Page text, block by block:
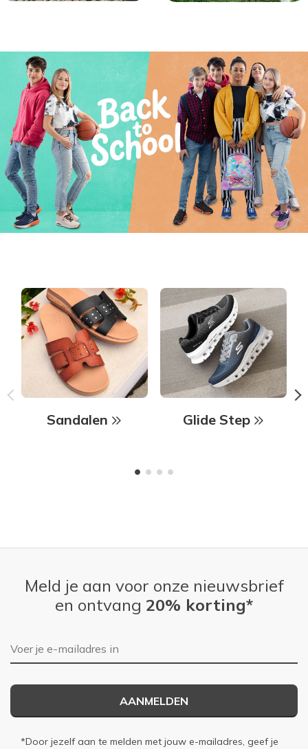
Sandalen Glide Step
Meld je aan voor onze nieuwsbrief
en ontvang 20% korting*
E-mailadres
AANMELDEN
*Door jezelf aan te melden met jouw e-mailadres, geef je